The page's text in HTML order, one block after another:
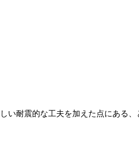
耐震的な工夫を加えた点にある、